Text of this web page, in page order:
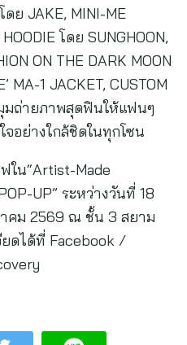
ดย JAKE, MINI-ME
โดย SUNGHOON,
ON THE DARK MOON
MA-1 JACKET, CUSTOM
มถ่ายภาพสุดฟินให้แฟนๆ
อย่างใกล้ชิดในทุกโซน
ใน“Artist-Made
UP” ระหว่างวันที่ 18
คม 2569 ณ ชั้น 3 สยาม
ยดได้ที่ Facebook /